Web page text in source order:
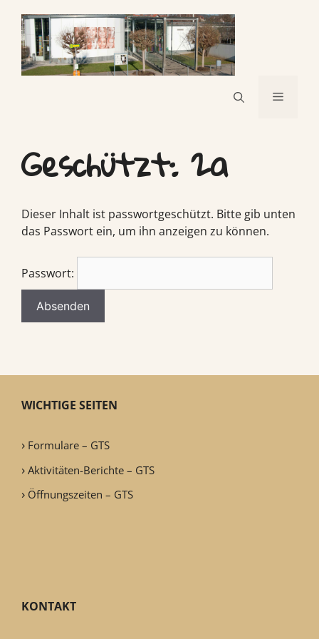
Geschützt: 2a
Dieser Inhalt ist passwortgeschützt. Bitte gib unten
das Passwort ein, um ihn anzeigen zu können.
Passwort:
WICHTIGE SEITEN
Formulare – GTS
Aktivitäten-Berichte – GTS
Öffnungszeiten – GTS
KONTAKT